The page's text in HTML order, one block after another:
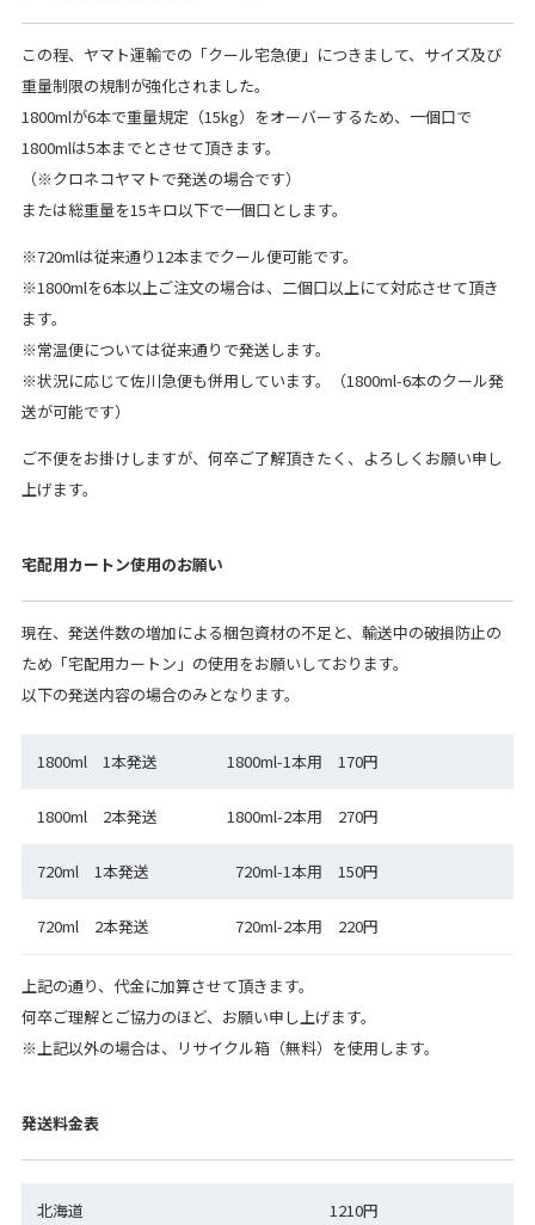
この程、ヤマト運輸での「クール宅急便」につきまして、サイズ及び
重量制限の規制が強化されました。
1800mlが6本で重量規定（15kg）をオーバーするため、一個口で
1800mlは5本までとさせて頂きます。
（※クロネコヤマトで発送の場合です）
または総重量を15キロ以下で一個口とします。
※720mlは従来通り12本までクール便可能です。
※1800mlを6本以上ご注文の場合は、二個口以上にて対応させて頂き
ます。
※常温便については従来通りで発送します。
※状況に応じて佐川急便も併用しています。（1800ml-6本のクール発
送が可能です）
ご不便をお掛けしますが、何卒ご了解頂きたく、よろしくお願い申し
上げます。
宅配用カートン使用のお願い
現在、発送件数の増加による梱包資材の不足と、輸送中の破損防止の
ため「宅配用カートン」の使用をお願いしております。
以下の発送内容の場合のみとなります。
1800ml 1本発送 1800ml-1本用 170円
1800ml 2本発送 1800ml-2本用 270円
720ml 1本発送 720ml-1本用 150円
720ml 2本発送 720ml-2本用 220円
上記の通り、代金に加算させて頂きます。
何卒ご理解とご協力のほど、お願い申し上げます。
※上記以外の場合は、リサイクル箱（無料）を使用します。
発送料金表
北海道 1210円